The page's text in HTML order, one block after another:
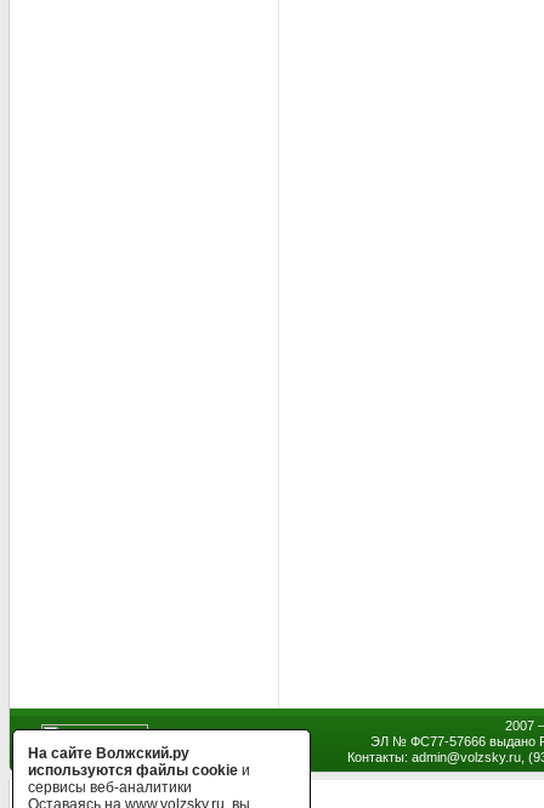
2007
ЭЛ № ФС77-57666 выдано
Контакты: admin@volzsky.ru,
На сайте Волжский.ру
используются файлы cookie и
сервисы веб-аналитики
Оставаясь на www.volzsky.ru, вы